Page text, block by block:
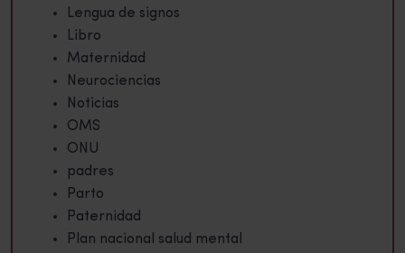
Lengua de signos
Libro
Maternidad
Neurociencias
Noticias
OMS
ONU
padres
Parto
Paternidad
Plan nacional salud mental